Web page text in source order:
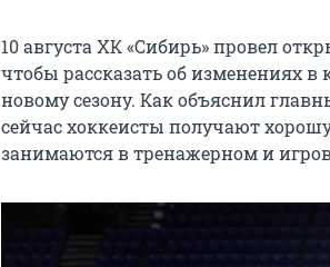
10 августа ХК «Сибирь» провел
чтобы рассказать об изменениях в
новому сезону. Как объяснил
сейчас хоккеисты получают
занимаются в тренажерном и